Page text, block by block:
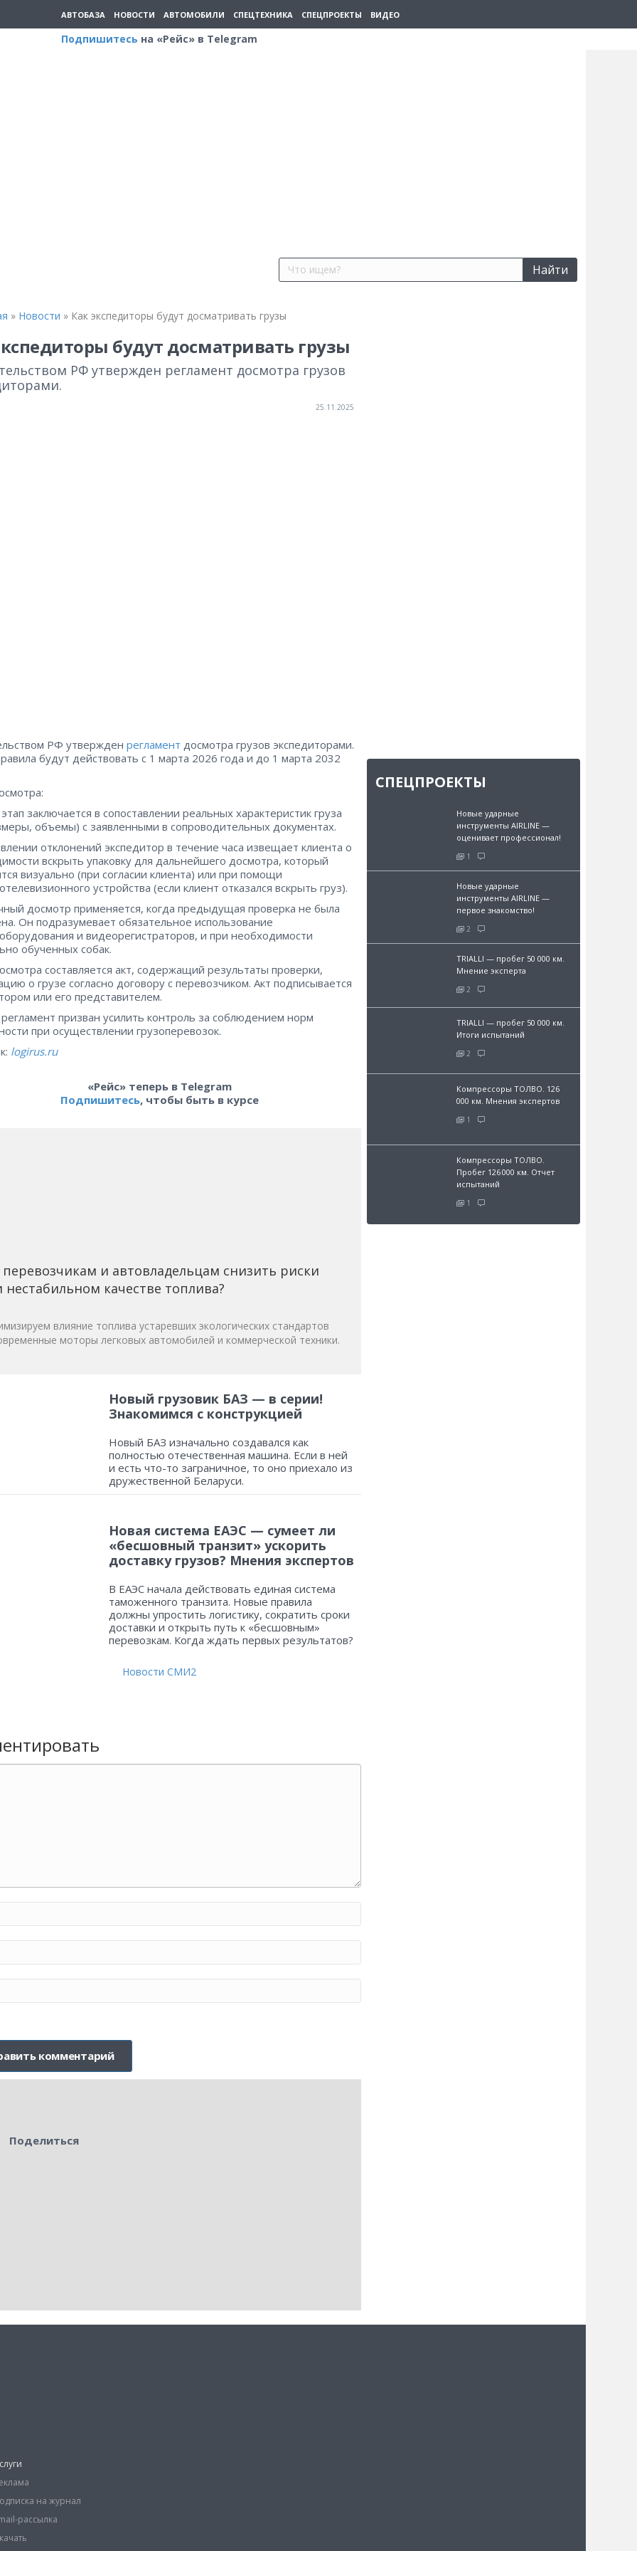
АВТОБАЗА НОВОСТИ АВТОМОБИЛИ СПЕЦТЕХНИКА СПЕЦПРОЕКТЫ ВИДЕО
Подпишитесь на «Рейс» в Telegram
Найти
» Новости » Как экспедиторы будут досматривать грузы
будут досматривать грузы
РФ утвержден регламент досмотра грузов
25.11.2025
РФ утвержден регламент досмотра грузов экспедиторами.
будут действовать с 1 марта 2026 года и до 1 марта 2032
заключается в сопоставлении реальных характеристик груза
объемы) с заявленными в сопроводительных документах.
отклонений экспедитор в течение часа извещает клиента о
вскрыть упаковку для дальнейшего досмотра, который
визуально (при согласии клиента) или при помощи
устройства (если клиент отказался вскрыть груз).
досмотр применяется, когда предыдущая проверка не была
Он подразумевает обязательное использование
и видеорегистраторов, и при необходимости
обученных собак.
составляется акт, содержащий результаты проверки,
о грузе согласно договору с перевозчиком. Акт подписывается
или его представителем.
призван усилить контроль за соблюдением норм
при осуществлении грузоперевозок.
logirus.ru
«Рейс» теперь в Telegram
Подпишитесь, чтобы быть в курсе
перевозчикам и автовладельцам снизить риски
нестабильном качестве топлива?
влияние топлива устаревших экологических стандартов
моторы легковых автомобилей и коммерческой техники.
Новый грузовик БАЗ — в серии!
Знакомимся с конструкцией
Новый БАЗ изначально создавался как
полностью отечественная машина. Если в ней
и есть что-то заграничное, то оно приехало из
дружественной Беларуси.
Новая система ЕАЭС — сумеет ли
«бесшовный транзит» ускорить
доставку грузов? Мнения экспертов
В ЕАЭС начала действовать единая система
таможенного транзита. Новые правила
должны упростить логистику, сократить сроки
доставки и открыть путь к «бесшовным»
перевозкам. Когда ждать первых результатов?
Новости СМИ2
Поделиться
СПЕЦПРОЕКТЫ
Новые ударные
инструменты AIRLINE —
оценивает профессионал!
1
Новые ударные
инструменты AIRLINE —
первое знакомство!
2
TRIALLI — пробег 50 000 км.
Мнение эксперта
2
TRIALLI — пробег 50 000 км.
Итоги испытаний
2
Компрессоры ТОЛВО. 126
000 км. Мнения экспертов
1
Компрессоры ТОЛВО.
Пробег 126 000 км. Отчет
испытаний
1
на журнал
рассылка